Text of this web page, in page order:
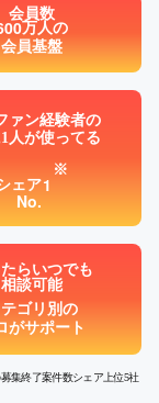
会員数
万人の
会員基盤
ァン経験者の
人が使ってる
ェア
No.
1
※
らいつでも
相談可能
ゴリ別の
がサポート
集終了案件数シェア上位5社